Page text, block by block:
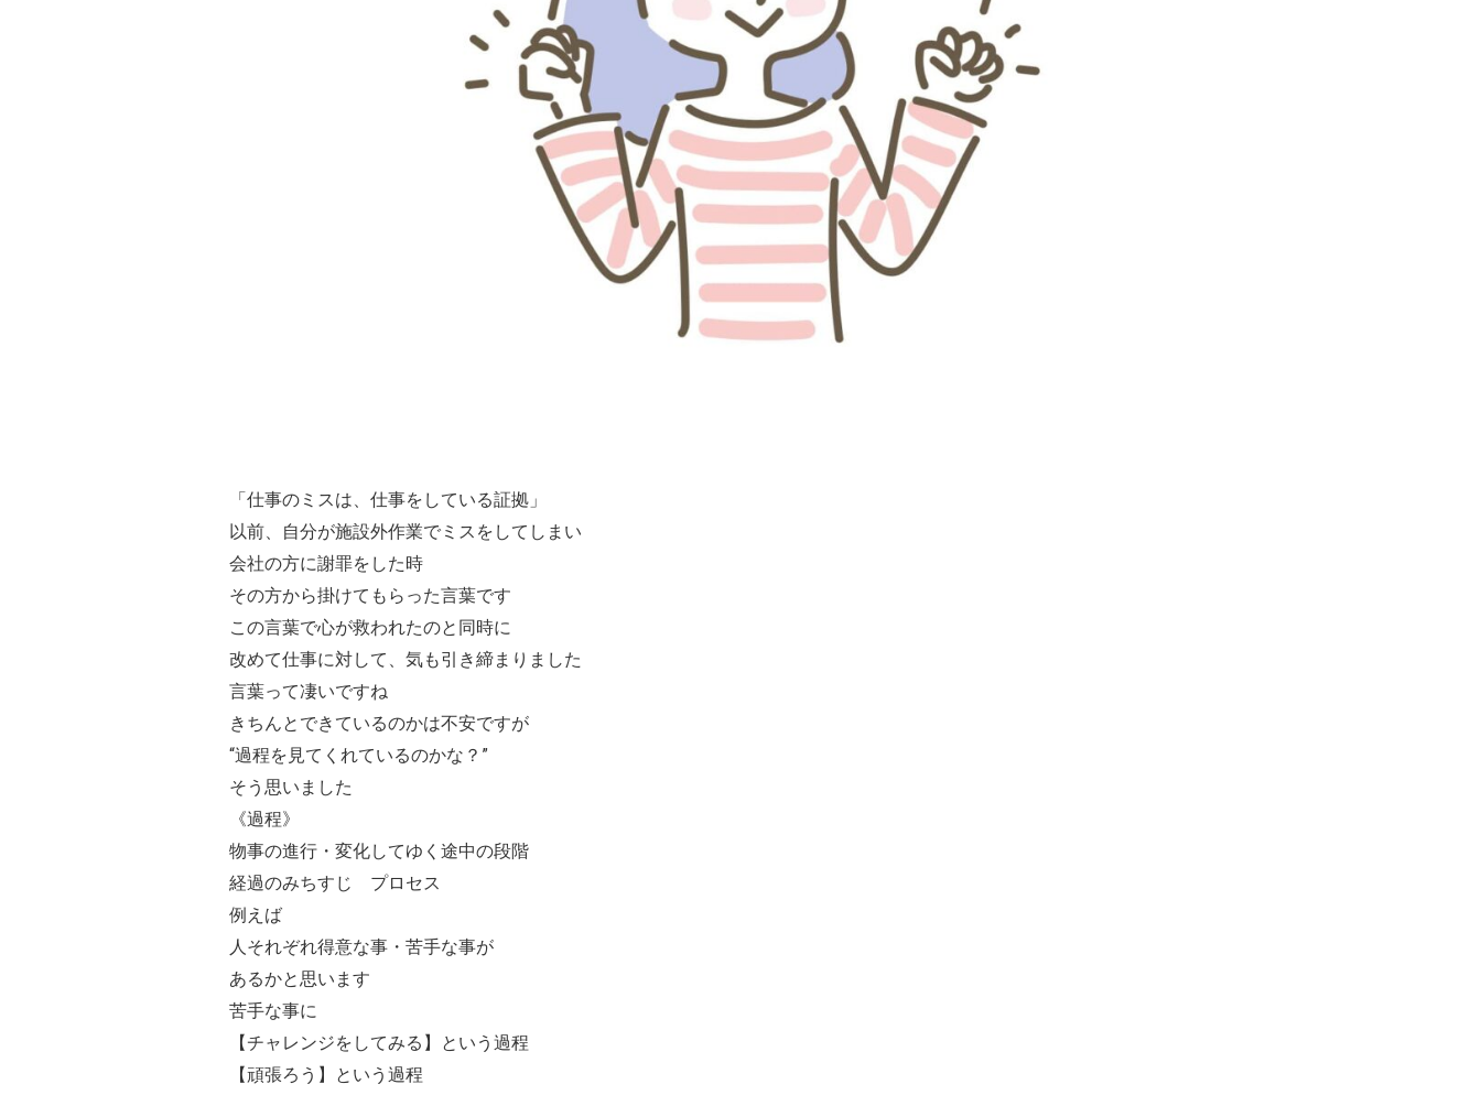
「仕事のミスは、仕事をしている証拠」
以前、自分が施設外作業でミスをしてしまい
会社の方に謝罪をした時
その方から掛けてもらった言葉です
この言葉で心が救われたのと同時に
改めて仕事に対して、気も引き締まりました
言葉って凄いですね
きちんとできているのかは不安ですが
“過程を見てくれているのかな？”
そう思いました
《過程》
物事の進行・変化してゆく途中の段階
経過のみちすじ プロセス
例えば
人それぞれ得意な事・苦手な事が
あるかと思います
苦手な事に
【チャレンジをしてみる】という過程
【頑張ろう】という過程